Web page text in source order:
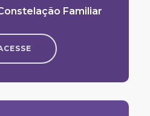
Familiar